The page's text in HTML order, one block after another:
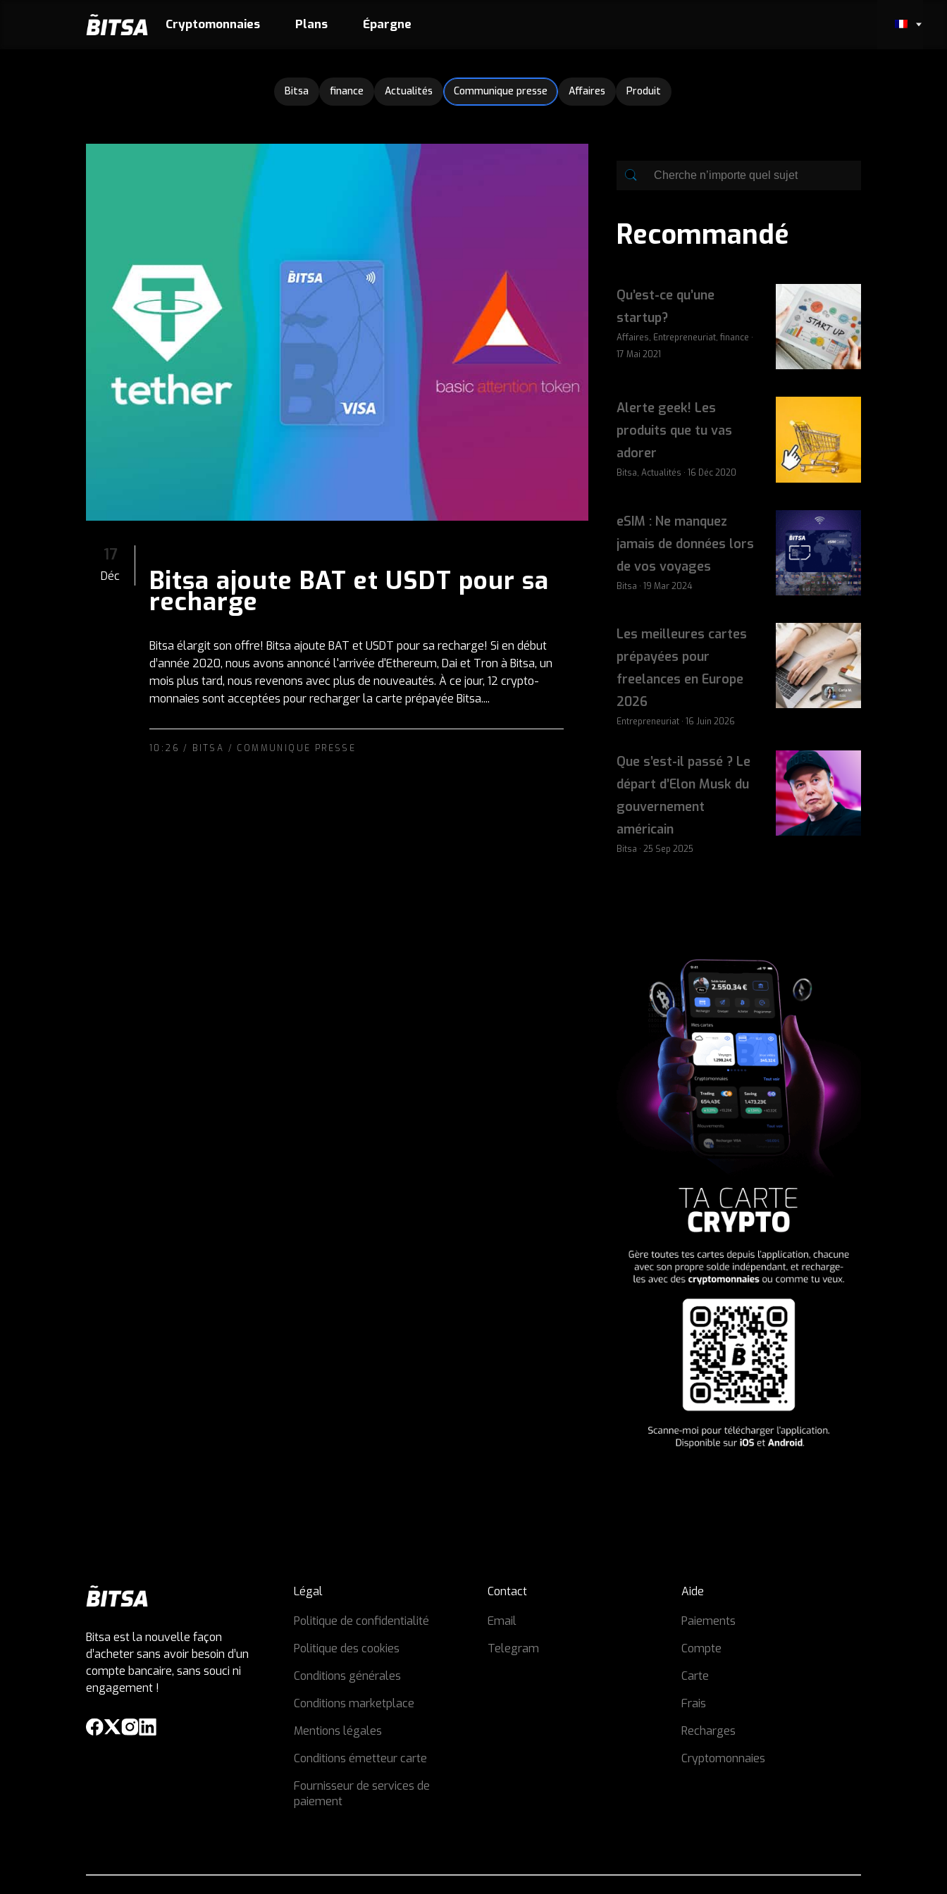
Cryptomonnaies Plans Épargne
Bitsa finance Actualités Communique presse Affaires Produit
17
Déc Bitsa ajoute BAT et USDT pour sa
recharge
Bitsa élargit son offre! Bitsa ajoute BAT et USDT pour sa recharge! Si en début
d’année 2020, nous avons annoncé l'arrivée d'Ethereum, Dai et Tron à Bitsa, un
mois plus tard, nous revenons avec plus de nouveautés. À ce jour, 12 crypto-
monnaies sont acceptées pour recharger la carte prépayée Bitsa....
10:26 / BITSA / COMMUNIQUE PRESSE
Recommandé
Qu’est-ce qu’une
startup?
Affaires, Entrepreneuriat, finance ·
17 Mai 2021
Alerte geek! Les
produits que tu vas
adorer
Bitsa, Actualités · 16 Déc 2020
eSIM : Ne manquez
jamais de données lors
de vos voyages
Bitsa · 19 Mar 2024
Les meilleures cartes
prépayées pour
freelances en Europe
2026
Entrepreneuriat · 16 Juin 2026
Que s’est-il passé ? Le
départ d’Elon Musk du
gouvernement
américain
Bitsa · 25 Sep 2025
Bitsa est la nouvelle façon
d’acheter sans avoir besoin d’un
compte bancaire, sans souci ni
engagement !
Légal
Politique de confidentialité
Politique des cookies
Conditions générales
Conditions marketplace
Mentions légales
Conditions émetteur carte
Fournisseur de services de
paiement
Contact
Email
Telegram
Aide
Paiements
Compte
Carte
Frais
Recharges
Cryptomonnaies